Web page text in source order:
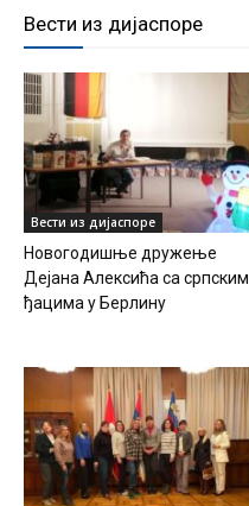
Вести из дијаспоре
Вести из дијаспоре
Новогодишње дружење
Дејана Алексића са српским
ђацима у Берлину